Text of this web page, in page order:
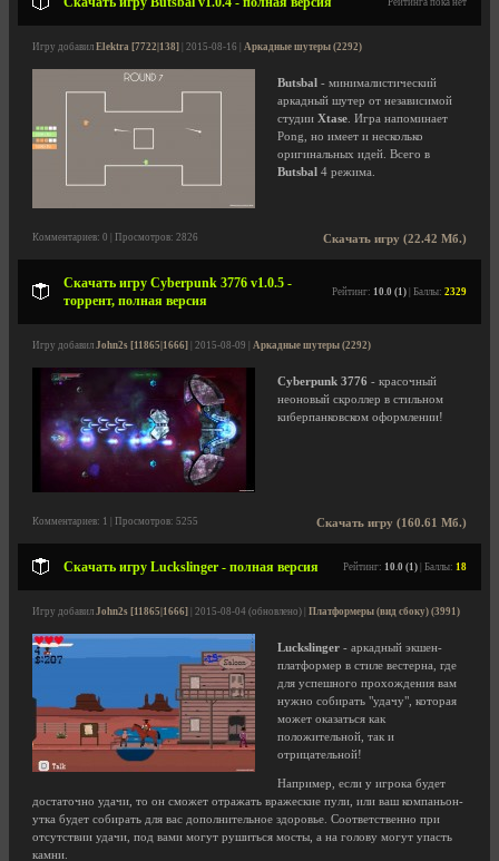
Рейтинга пока нет
Игру добавил Elektra [7722|138] | 2015-08-16 | Аркадные шутеры (2292)
Butsbal - минималистический
аркадный шутер от независимой
студии Xtase . Игра напоминает
Pong, но имеет и несколько
оригинальных идей. Всего в
Butsbal 4 режима.
Скачать игру (22.42 Мб.)
Комментариев: 0 | Просмотров: 2826
Скачать игру Cyberpunk 3776 v1.0.5 -
торрент, полная версия
Рейтинг: 10.0 (1) | Баллы: 2329
Игру добавил John2s [11865|1666] | 2015-08-09 | Аркадные шутеры (2292)
Cyberpunk 3776 - красочный
неоновый скроллер в стильном
киберпанковском оформлении!
Скачать игру (160.61 Мб.)
Комментариев: 1 | Просмотров: 5255
Скачать игру Luckslinger - полная версия Рейтинг: 10.0 (1) | Баллы: 18
Игру добавил John2s [11865|1666] | 2015-08-04 (обновлено) | Платформеры (вид сбоку) (3991)
Luckslinger - аркадный экшен-
платформер в стиле вестерна, где
для успешного прохождения вам
нужно собирать "удачу", которая
может оказаться как
положительной, так и
отрицательной!
Например, если у игрока будет
достаточно удачи, то он сможет отражать вражеские пули, или ваш компаньон-
утка будет собирать для вас дополнительное здоровье. Соответственно при
отсутствии удачи, под вами могут рушиться мосты, а на голову могут упасть
камни.